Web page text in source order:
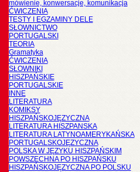
mówienie, konwersacje, komunikacja
ĆWICZENIA
TESTY I EGZAMINY DELE
SŁOWNICTWO
PORTUGALSKI
TEORIA
Gramatyka
ĆWICZENIA
SŁOWNIKI
HISZPAŃSKIE
PORTUGALSKIE
INNE
LITERATURA
KOMIKSY
HISZPAŃSKOJĘZYCZNA
LITERATURA HISZPANSKA
LITERATURA LATYNOAMERYKAŃSKA
PORTUGALSKOJĘZYCZNA
POLSKA W JĘZYKU HISZPAŃSKIM
POWSZECHNA PO HISZPAŃSKU
HISZPAŃSKOJĘZYCZNA PO POLSKU